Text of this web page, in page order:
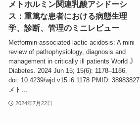
メトホルミン関連乳酸アシドーシ
ス：重篤な患者における病態生理
学、診断、管理のミニレビュー
Metformin-associated lactic acidosis: A mini
review of pathophysiology, diagnosis and
management in critically ill patients World J
Diabetes. 2024 Jun 15; 15(6): 1178–1186.
doi: 10.4239/wjd.v15.i6.1178 PMID: 38983827
メト...
2024年7月22日